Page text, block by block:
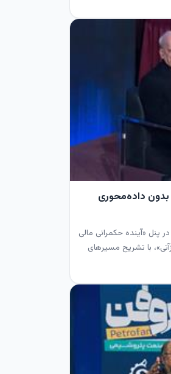
بدون داده‌محوری
پنل «آینده حکمرانی مالی
با تشریح مسیرهای